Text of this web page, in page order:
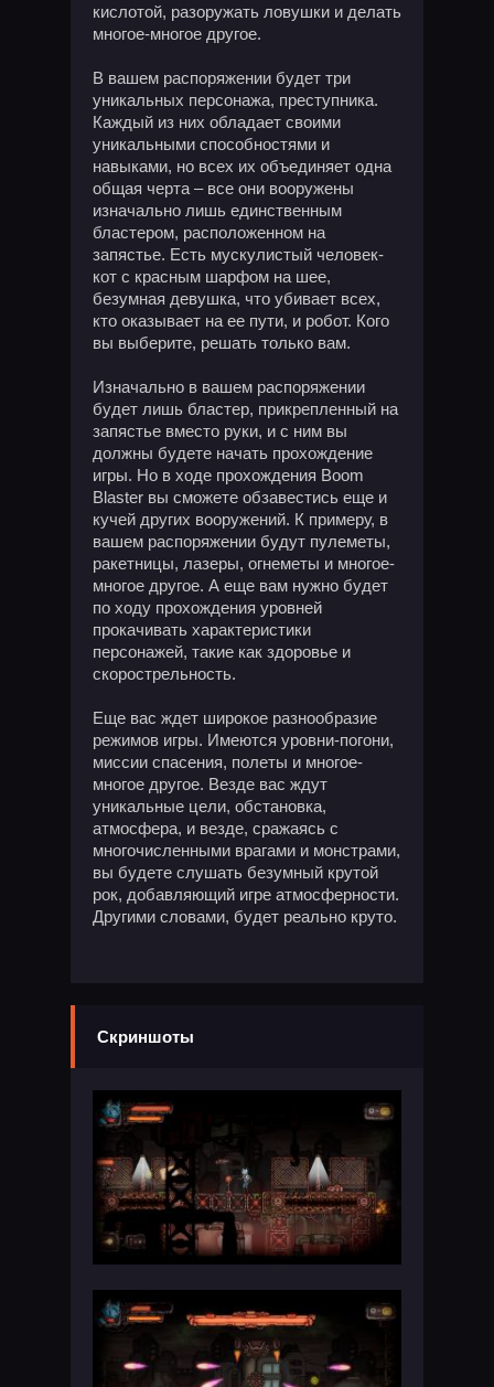
кислотой, разоружать ловушки и делать
многое-многое другое.
В вашем распоряжении будет три
уникальных персонажа, преступника.
Каждый из них обладает своими
уникальными способностями и
навыками, но всех их объединяет одна
общая черта – все они вооружены
изначально лишь единственным
бластером, расположенном на
запястье. Есть мускулистый человек-
кот с красным шарфом на шее,
безумная девушка, что убивает всех,
кто оказывает на ее пути, и робот. Кого
вы выберите, решать только вам.
Изначально в вашем распоряжении
будет лишь бластер, прикрепленный на
запястье вместо руки, и с ним вы
должны будете начать прохождение
игры. Но в ходе прохождения Boom
Blaster вы сможете обзавестись еще и
кучей других вооружений. К примеру, в
вашем распоряжении будут пулеметы,
ракетницы, лазеры, огнеметы и многое-
многое другое. А еще вам нужно будет
по ходу прохождения уровней
прокачивать характеристики
персонажей, такие как здоровье и
скорострельность.
Еще вас ждет широкое разнообразие
режимов игры. Имеются уровни-погони,
миссии спасения, полеты и многое-
многое другое. Везде вас ждут
уникальные цели, обстановка,
атмосфера, и везде, сражаясь с
многочисленными врагами и монстрами,
вы будете слушать безумный крутой
рок, добавляющий игре атмосферности.
Другими словами, будет реально круто.
Скриншоты